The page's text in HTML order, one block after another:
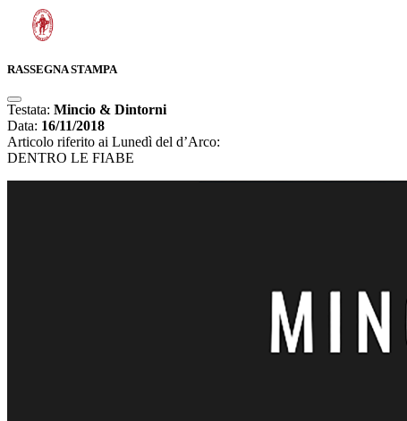
RASSEGNA STAMPA
Testata: Mincio & Dintorni
Data: 16/11/2018
Articolo riferito ai Lunedì del d’Arco:
DENTRO LE FIABE